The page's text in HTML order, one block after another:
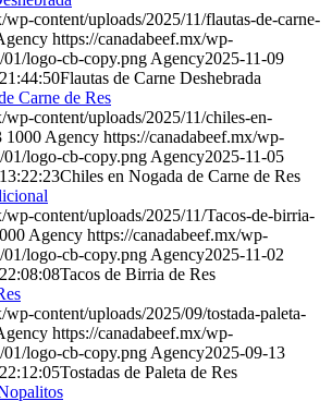
wp-content/uploads/2025/11/flautas-de-carne-
https://canadabeef.mx/wp-
logo-cb-copy.png Agency2025-11-09
Flautas de Carne Deshebrada
wp-content/uploads/2025/11/chiles-en-
1000 Agency https://canadabeef.mx/wp-
logo-cb-copy.png Agency2025-11-05
Chiles en Nogada de Carne de Res
wp-content/uploads/2025/11/Tacos-de-birria-
Agency https://canadabeef.mx/wp-
logo-cb-copy.png Agency2025-11-02
Tacos de Birria de Res
wp-content/uploads/2025/09/tostada-paleta-
https://canadabeef.mx/wp-
logo-cb-copy.png Agency2025-09-13
Tostadas de Paleta de Res